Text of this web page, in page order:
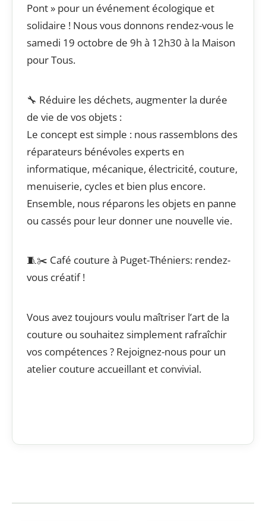
Pont » pour un événement écologique et
solidaire ! Nous vous donnons rendez-vous le
samedi 19 octobre de 9h à 12h30 à la Maison
pour Tous.
🔧 Réduire les déchets, augmenter la durée
de vie de vos objets :
Le concept est simple : nous rassemblons des
réparateurs bénévoles experts en
informatique, mécanique, électricité, couture,
menuiserie, cycles et bien plus encore.
Ensemble, nous réparons les objets en panne
ou cassés pour leur donner une nouvelle vie.
🧵✂️ Café couture à Puget-Théniers: rendez-
vous créatif !
Vous avez toujours voulu maîtriser l’art de la
couture ou souhaitez simplement rafraîchir
vos compétences ? Rejoignez-nous pour un
atelier couture accueillant et convivial.